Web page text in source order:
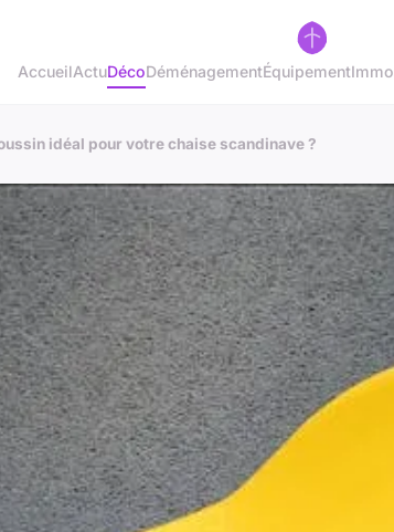
AccueilActuDécoDéménagementÉquipementImmo
idéal pour votre chaise scandinave ?